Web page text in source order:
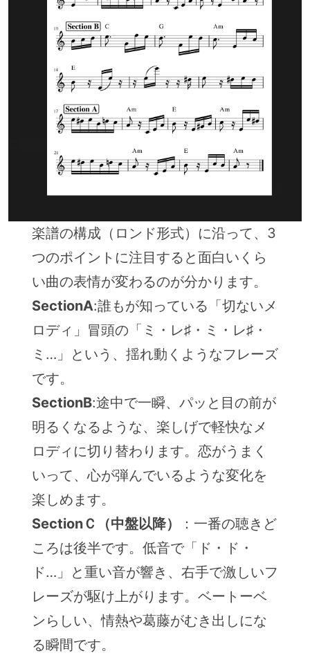
楽譜の構成（ロンド形式）に沿って、3
つのポイントに注目すると面白いくら
い曲の表情が変わるのが分かります。
SectionA:誰もが知っている「切ないメ
ロディ」冒頭の「ミ・レ♯・ミ・レ♯・
ミ…」という、揺れ動くようなフレーズ
です。
SectionB:途中で一瞬、パッと目の前が
明るくなるような、楽しげで軽快なメ
ロディに切り替わります。恋がうまく
いって、心が弾んでいるような変化を
楽しめます。
SectionＣ（中盤以降）
：一番の聴きど
ころは後半です。低音で「ド・ド・
ド…」と重い音が響き、右手で激しいフ
レーズが駆け上がります。ベートーベ
ンらしい、情熱や葛藤がむき出しにな
る瞬間です。